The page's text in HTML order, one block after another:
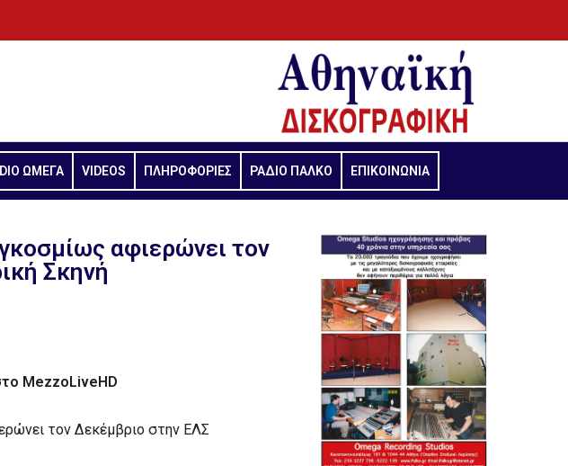
ΩΜΕΓΑ VIDEOS ΠΛΗΡΟΦΟΡΙΕΣ ΡΑΔΙΟ ΠΑΛΚΟ ΕΠΙΚΟΙΝΩΝΙΑ
αφιερώνει τον
Σκηνή
Mezzo Live HD
τον Δεκέμβριο στην ΕΛΣ